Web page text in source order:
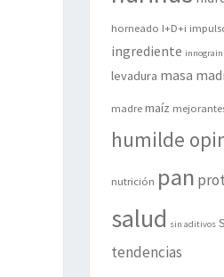
horneado I+D+i
ingrediente innograin
levadura masa
madre maíz
humilde
nutrición pan
salud sin aditivos
tendencias